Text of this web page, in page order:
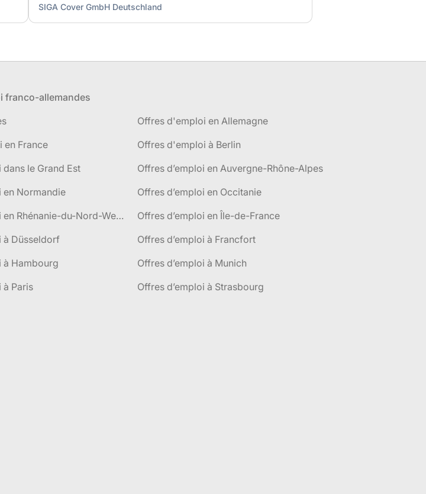
SIGA Cover GmbH Deutschland
franco-allemandes
Offres d'emploi en Allemagne
en France
Offres d'emploi à Berlin
dans le Grand Est
Offres d’emploi en Auvergne-Rhône-Alpes
en Normandie
Offres d’emploi en Occitanie
Offres d’emploi en Rhénanie-du-Nord-Westphalie
Offres d’emploi en Île-de-France
à Düsseldorf
Offres d’emploi à Francfort
à Hambourg
Offres d’emploi à Munich
à Paris
Offres d’emploi à Strasbourg